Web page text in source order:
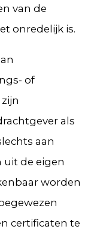
van de
onredelijk is.
of
als
aan
uit de eigen
worden
certificaten te